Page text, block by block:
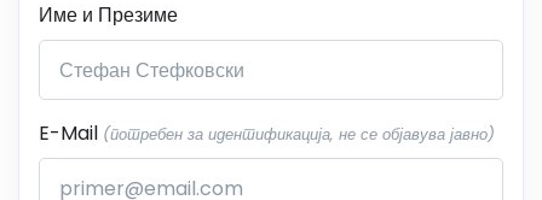
Име и Презиме
E-Mail (потребен за идентификација, не се објавува јавно)